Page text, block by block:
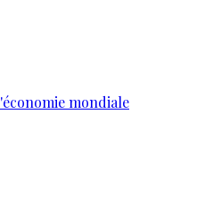
mondiale